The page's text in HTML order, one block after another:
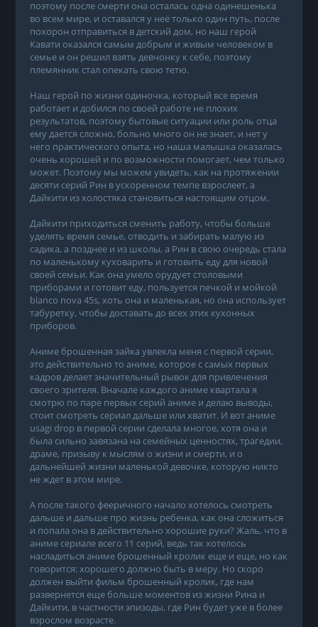
поэтому после смерти она осталась одна одинешенька
во всем мире, и оставался у неё только один путь, после
похорон отправиться в детский дом, но наш герой
Кавати оказался самым добрым и живым человеком в
семье и он решил взять девчонку к себе, поэтому
племянник стал опекать свою тетю.
Наш герой по жизни одиночка, который все время
работает и добился по своей работе не плохих
результатов, поэтому бытовые ситуации или роль отца
ему дается сложно, больно много он не знает, и нет у
него практического опыта, но наша малышка оказалась
очень хорошей и по возможности помогает, чем только
может. Поэтому мы можем увидеть, как на протяжении
десяти серий Рин в ускоренном темпе взрослеет, а
Дайкити из холостяка становиться настоящим отцом.
Дайкити приходиться сменить работу, чтобы больше
уделять время семье, отводить и забирать малую из
садика, а позднее и из школы, а Рин в свою очередь стала
по маленькому куховарить и готовить еду для новой
своей семьи. Как она умело орудует столовыми
приборами и готовит еду, пользуется печкой и мойкой
blanco nova 45s, хоть она и маленькая, но она использует
табуретку, чтобы доставать до всех этих кухонных
приборов.
Аниме брошенная зайка увлекла меня с первой серии,
это действительно то аниме, которое с самых первых
кадров делает значительный рывок для привлечения
своего зрителя. Вначале каждого аниме квартала я
смотрю по паре первых серий аниме и делаю выводы,
стоит смотреть сериал дальше или хватит. И вот аниме
usagi drop в первой серии сделала многое, хотя она и
была сильно завязана на семейных ценностях, трагедии,
драме, призыву к мыслям о жизни и смерти, и о
дальнейшей жизни маленькой девочке, которую никто
не ждет в этом мире.
А после такого фееричного начало хотелось смотреть
дальше и дальше про жизнь ребенка, как она сложиться
и попала она в действительно хорошие руки? Жаль, что в
аниме сериале всего 11 серий, ведь так хотелось
насладиться аниме брошенный кролик еще и еще, но как
говорится: хорошего должно быть в меру. Но скоро
должен выйти фильм брошенный кролик, где нам
развернется еще больше моментов из жизни Рина и
Дайкити, в частности эпизоды, где Рин будет уже в более
взрослом возрасте.